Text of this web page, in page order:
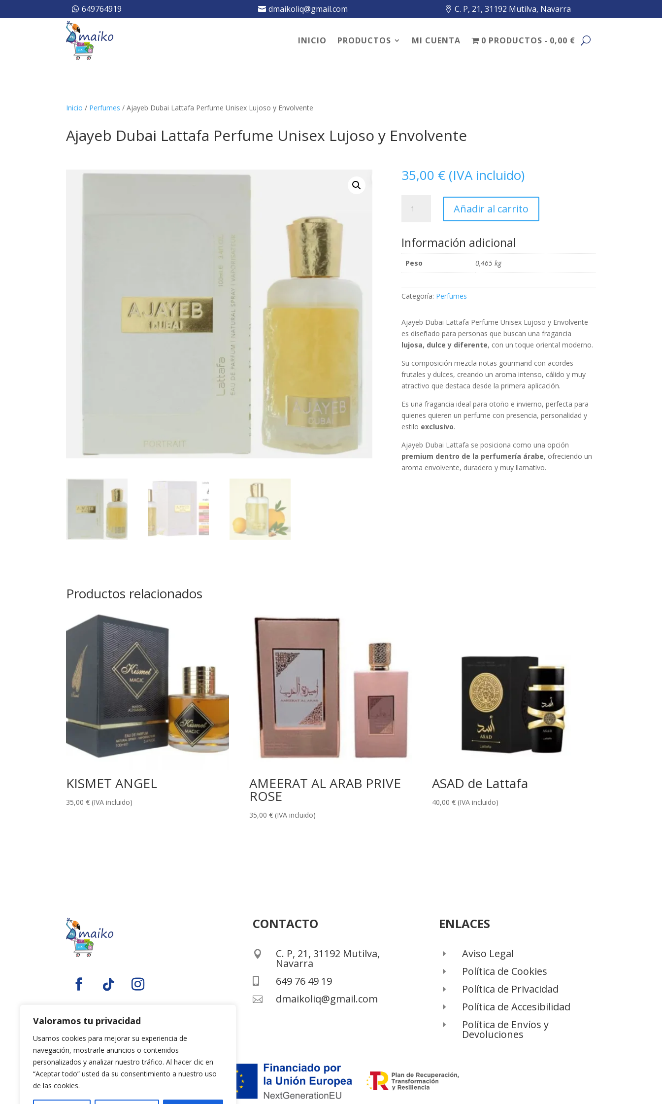
Valoramos tu privacidad
Usamos cookies para mejorar su experiencia de
navegación, mostrarle anuncios o contenidos
personalizados y analizar nuestro tráfico. Al hacer clic en
“Aceptar todo” usted da su consentimiento a nuestro uso
de las cookies.
649764919 dmaikoliq@gmail.com C. P, 21, 31192 Mutilva, Navarra
INICIO PRODUCTOS MI CUENTA 0 PRODUCTOS 0,00 €
Inicio / Perfumes / Ajayeb Dubai Lattafa Perfume Unisex Lujoso y Envolvente
Ajayeb Dubai Lattafa Perfume Unisex Lujoso y Envolvente
35,00 € (IVA incluido)
Dubai
Unisex
Lujoso
cantidad
Añadir al carrito
Información adicional
Peso 0,465 kg
Categoría: Perfumes
Ajayeb Dubai Lattafa Perfume Unisex Lujoso y Envolvente
es diseñado para personas que buscan una fragancia
lujosa, dulce y diferente, con un toque oriental moderno.
Su composición mezcla notas gourmand con acordes
frutales y dulces, creando un aroma intenso, cálido y muy
atractivo que destaca desde la primera aplicación.
Es una fragancia ideal para otoño e invierno, perfecta para
quienes quieren un perfume con presencia, personalidad y
estilo exclusivo.
Ajayeb Dubai Lattafa se posiciona como una opción
premium dentro de la perfumería árabe, ofreciendo un
aroma envolvente, duradero y muy llamativo.
Productos relacionados
KISMET ANGEL
35,00€ (IVA incluido)
AMEERAT AL ARAB PRIVE
ROSE
35,00 € (IVA incluido)
ASAD de Lattafa
40,00€ (IVA incluido)
CONTACTO
 C. P, 21, 31192 Mutilva,
Navarra
 649 76 49 19
 dmaikoliq@gmail.com
ENLACES
E Aviso Legal
E Política de Cookies
E Política de Privacidad
E Política de Accesibilidad
E Política de Envíos y
Devoluciones